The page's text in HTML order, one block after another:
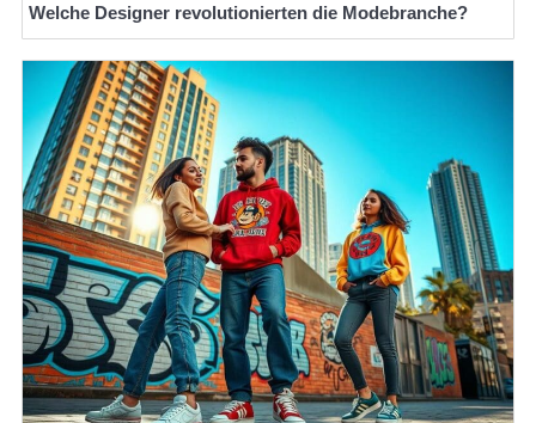
Welche Designer revolutionierten die Modebranche?